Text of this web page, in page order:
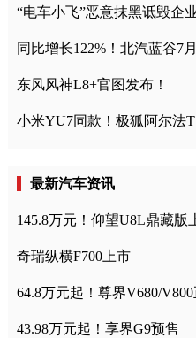
“电车小飞”恶意抹黑诋毁企
同比增长122%！北汽蓝谷7
东风风神L8+官图发布！
小米YU7同款！极狐阿尔法
最新汽车资讯
145.8万元！仰望U8L鼎藏版
奇瑞纵横F700上市
64.8万元起！尊界V680/
43.98万元起！享界G9预售